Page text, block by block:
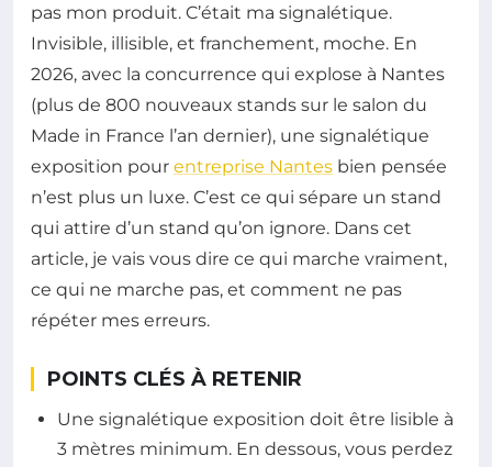
pas mon produit. C’était ma signalétique.
Invisible, illisible, et franchement, moche. En
2026, avec la concurrence qui explose à Nantes
(plus de 800 nouveaux stands sur le salon du
Made in France l’an dernier), une signalétique
exposition pour entreprise Nantes bien pensée
n’est plus un luxe. C’est ce qui sépare un stand
qui attire d’un stand qu’on ignore. Dans cet
article, je vais vous dire ce qui marche vraiment,
ce qui ne marche pas, et comment ne pas
répéter mes erreurs.
POINTS CLÉS À RETENIR
Une signalétique exposition doit être lisible à
3 mètres minimum. En dessous, vous perdez